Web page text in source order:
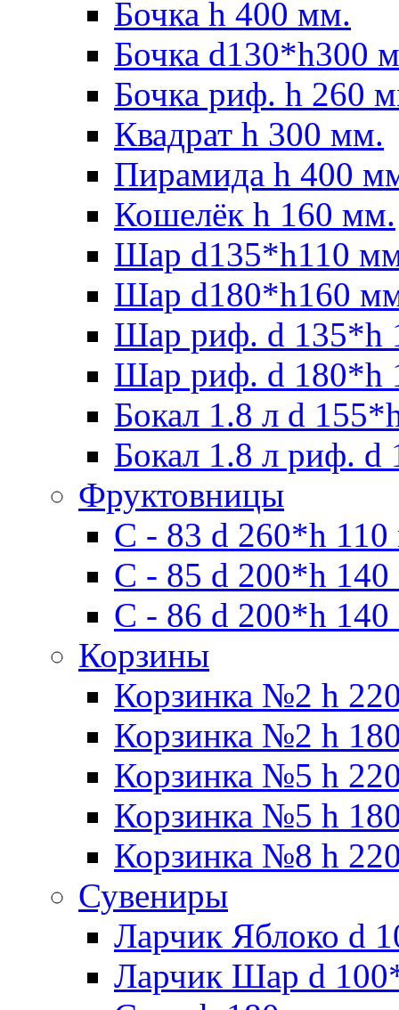
Бочка h 400 мм.
Бочка d130*h300
Бочка риф. h 260
Квадрат h 300 мм.
Пирамида h 400
Кошелёк h 160 мм.
Шар d135*h110
Шар d180*h160
Шар риф. d 135*h
Шар риф. d 180*h
Бокал 1.8 л d
Бокал 1.8 л риф.
Фруктовницы
С - 83 d 260*h
С - 85 d 200*h
С - 86 d 200*h
Корзины
Корзинка №2 h
Корзинка №2 h
Корзинка №5 h
Корзинка №5 h
Корзинка №8 h
Сувениры
Ларчик Яблоко d
Ларчик Шар d